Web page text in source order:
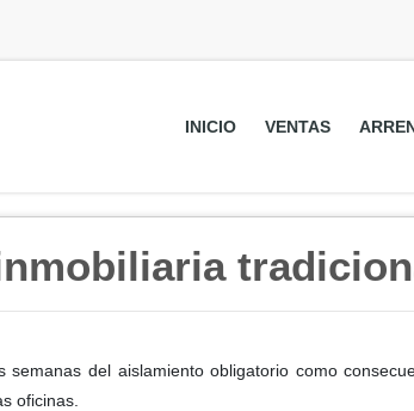
INICIO VENTAS
semanas del aislamiento obligatorio como
oficinas.